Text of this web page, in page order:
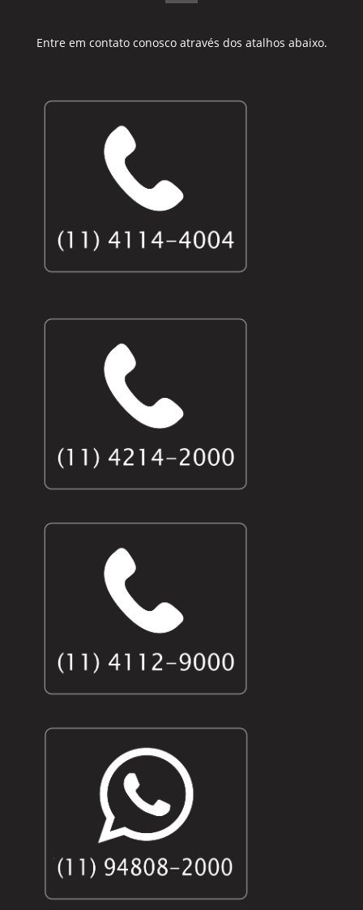
Entre em contato conosco através dos atalhos abaixo.